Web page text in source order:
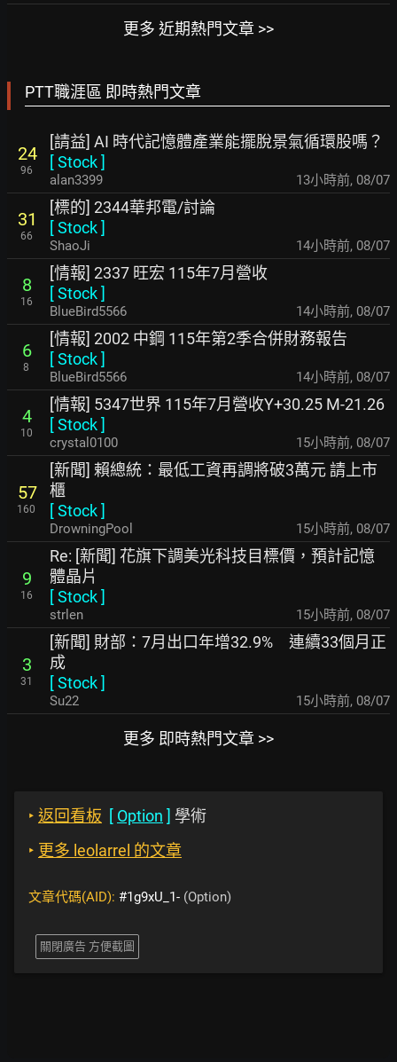
更多 近期熱門文章 >>
PTT職涯區 即時熱門文章
24
96
[請益] AI 時代記憶體產業能擺脫景氣循環股嗎？
[Stock]
alan3399 13小時前, 08/07
31
66
[標的] 2344華邦電/討論
[Stock]
ShaoJi 14小時前, 08/07
8
16
[情報] 2337 旺宏 115年7月營收
[Stock]
BlueBird5566 14小時前, 08/07
6
8
[情報] 2002 中鋼 115年第2季合併財務報告
[Stock]
BlueBird5566 14小時前, 08/07
4
10
[情報] 5347世界 115年7月營收Y+30.25 M-21.26
[Stock]
crystal0100 15小時前, 08/07
57
160
[新聞] 賴總統：最低工資再調將破3萬元 請上市
櫃
[Stock]
DrowningPool 15小時前, 08/07
9
16
Re: [新聞] 花旗下調美光科技目標價，預計記憶
體晶片
[Stock]
strlen 15小時前, 08/07
3
31
[新聞] 財部：7月出口年增32.9% 連續33個月正
成
[Stock]
Su22 15小時前, 08/07
更多 即時熱門文章 >>
‣ 返回看板 [ Option ] 學術
‣ 更多 leolarrel 的文章
文章代碼(AID): #1g9xU_1- (Option)
關閉廣告 方便截圖